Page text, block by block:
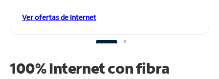
Ver ofertas de Internet
100% Internet con fibra